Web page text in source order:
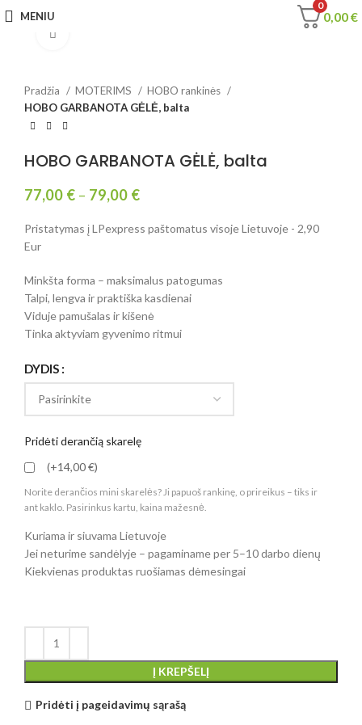
MENIU
0
0,00€
Pradžia MOTERIMS
HOBO rankinės
HOBO GARBANOTA GĖLĖ, balta
HOBO GARBANOTA GĖLĖ, balta
77,00 € – 79,00 €
Pristatymas į LPexpress paštomatus visoje Lietuvoje - 2,90
Eur
Minkšta forma – maksimalus patogumas
Talpi, lengva ir praktiška kasdienai
Viduje pamušalas ir kišenė
Tinka aktyviam gyvenimo ritmui
DYDIS
Pridėti derančią skarelę
(+14,00 €)
Norite derančios mini skarelės? Ji papuoš rankinę, o prireikus – tiks ir
ant kaklo. Pasirinkus kartu, kaina mažesnė.
Kuriama ir siuvama Lietuvoje
Jei neturime sandėlyje – pagaminame per 5–10 darbo dienų
Kiekvienas produktas ruošiamas dėmesingai
Į KREPŠELĮ
Pridėti į pageidavimų sąrašą